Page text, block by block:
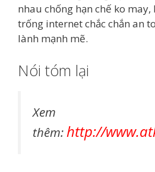
nhau chống hạn chế ko
trống internet chắc chắn an
lành mạnh mẽ.
Nói tóm lại
Xem
thêm:http://